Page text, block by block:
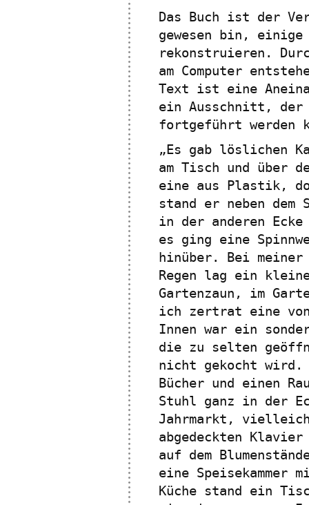
Das Buch ist der
gewesen bin,
rekonstruieren.
am Computer
Text ist eine
ein Ausschnitt, der
fortgeführt werden
„Es gab löslichen
am Tisch und über
eine aus Plastik,
stand er neben dem
in der anderen Ecke
es ging eine
hinüber. Bei meiner
Regen lag ein
Gartenzaun, im
ich zertrat eine von
Innen war ein
die zu selten
nicht gekocht wird.
Bücher und einen
Stuhl ganz in der
Jahrmarkt,
abgedeckten
auf dem
eine
Küche stand ein